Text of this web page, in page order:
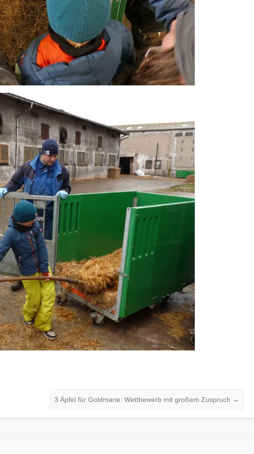
3 Äpfel für Goldmarie: Wettbewerb mit großem Zuspruch →